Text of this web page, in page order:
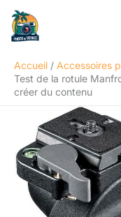
Aller
contenu
Accueil
Accessoires
Test de la rotule
créer du contenu
R
e
h
e